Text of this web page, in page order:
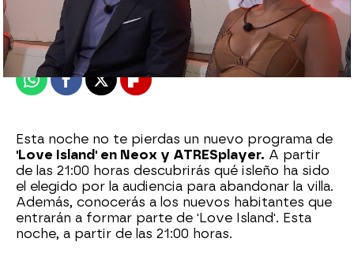
Madrid
Publicado: 03 de mayo de 2021, 16:26
WhatsappFacebook
X Flipboard
Esta noche no te pierdas un nuevo programa de
'Love Island' en Neox y ATRESplayer. A partir
de las 21:00 horas descubrirás qué isleño ha sido
el elegido por la audiencia para abandonar la villa.
Además, conocerás a los nuevos habitantes que
entrarán a formar parte de 'Love Island'. Esta
noche, a partir de las 21:00 horas.